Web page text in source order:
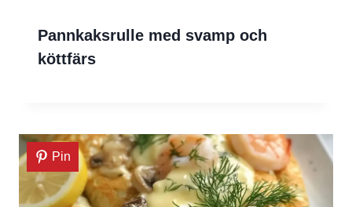
Pannkaksrulle med svamp och
köttfärs
Pin